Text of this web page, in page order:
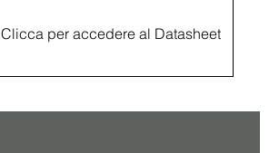
Clicca per accedere al Datasheet